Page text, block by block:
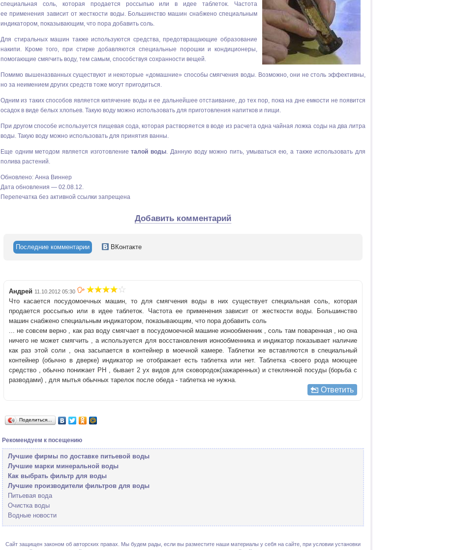
специальная соль, которая продается россыпью или в идее таблеток. Частота
ее применения зависит от жесткости воды. Большинство машин снабжено специальным
индикатором, показывающим, что пора добавить соль.
Для стиральных машин также используются средства, предотвращающие образование
накипи. Кроме того, при стирке добавляются специальные порошки и кондиционеры,
помогающие смягчить воду, тем самым, способствуя сохранности вещей.
Помимо вышеназванных существуют и некоторые «домашние» способы смягчения воды. Возможно, они не столь эффективны,
но за неимением других средств тоже могут пригодиться.
Одним из таких способов является кипячение воды и ее дальнейшее отстаивание, до тех пор, пока на дне емкости не появится
осадок в виде белых хлопьев. Такую воду можно использовать для приготовления напитков и пищи.
При другом способе используется пищевая сода, которая растворяется в воде из расчета одна чайная ложка соды на два литра
воды. Такую воду можно использовать для принятия ванны.
Еще одним методом является изготовлениеталой воды. Данную воду можно пить, умываться ею, а также использовать для
полива растений.
Обновлено: Анна Виннер
Дата обновления — 02.08.12.
Перепечатка без активной ссылки запрещена
Добавить комментарий
Последние комментарии ВКонтакте
Андрей 11.10.2012 05:30
Что касается посудомоечных машин, то для смягчения воды в них существует специальная соль, которая
продается россыпью или в идее таблеток. Частота ее применения зависит от жесткости воды. Большинство
машин снабжено специальным индикатором, показывающим, что пора добавить соль
... не совсем верно , как раз воду смягчает в посудомоечной машине ионообменник , соль там поваренная , но она
ничего не может смягчить , а используется для восстановления ионообменника и индикатор показывает наличие
как раз этой соли , она засыпается в контейнер в моечной камере. Таблетки же вставляются в специальный
контейнер (обычно в дверке) индикатор не отображает есть таблетка или нет. Таблетка -своего рода моющее
средство , обычно понижает PH , бывает 2 ух видов для сковородок(зажаренных) и стеклянной посуды (борьба с
разводами) , для мытья обычных тарелок после обеда - таблетка не нужна.
Ответить
Поделиться…
Рекомендуем к посещению
Лучшие фирмы по доставке питьевой воды
Лучшие марки минеральной воды
Как выбрать фильтр для воды
Лучшие производители фильтров для воды
Питьевая вода
Очистка воды
Водные новости
Сайт защищен законом об авторских правах. Мы будем рады, если вы разместите наши материалы у себя на сайте, при условии установки